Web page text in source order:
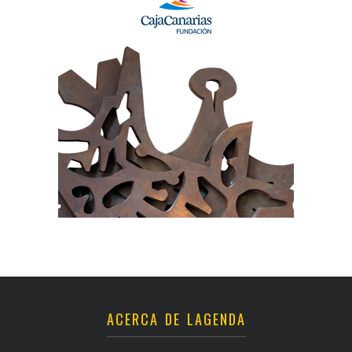
ACERCA DE LAGENDA